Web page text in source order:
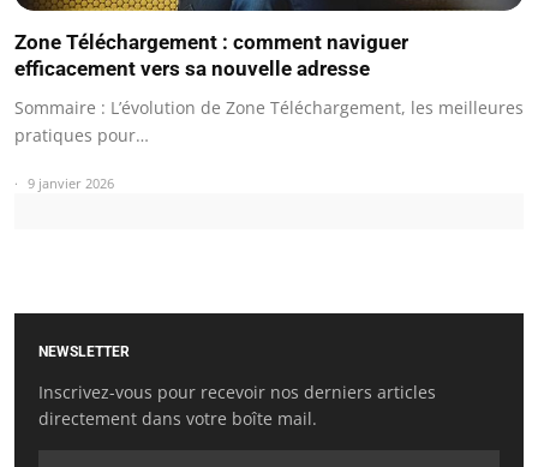
Zone Téléchargement : comment naviguer
efficacement vers sa nouvelle adresse
Sommaire : L’évolution de Zone Téléchargement, les meilleures
pratiques pour…
9 janvier 2026
NEWSLETTER
Inscrivez-vous pour recevoir nos derniers articles
directement dans votre boîte mail.